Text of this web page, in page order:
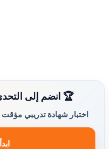
🏆 انضم إلى
اختبار شهادة تدريبي